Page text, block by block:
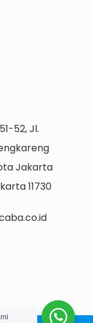
52, Jl.
Jakarta
11730